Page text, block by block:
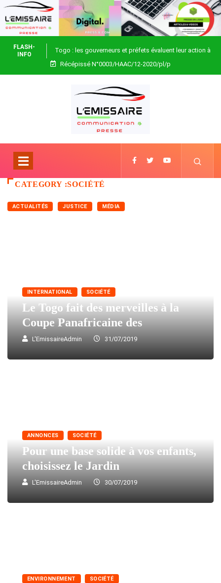
FLASH-
INFO
Togo : les gouverneurs et préfets évaluent leur action à
Blitta
Récépissé N°0003/HAAC/12-2020/pl/p
CATEGORY :SOCIÉTÉ
ACTUALITÉS JUSTICE MÉDIA
INTERNATIONAL SOCIÉTÉ
Le Togo fait des merveilles à la
Coupe Panafricaine des
L'EmissaireAdmin 31/07/2019
ANNONCES SOCIÉTÉ
Pour une base solide à vos enfants,
choisissez le Jardin
L'EmissaireAdmin 30/07/2019
ENVIRONNEMENT SOCIÉTÉ